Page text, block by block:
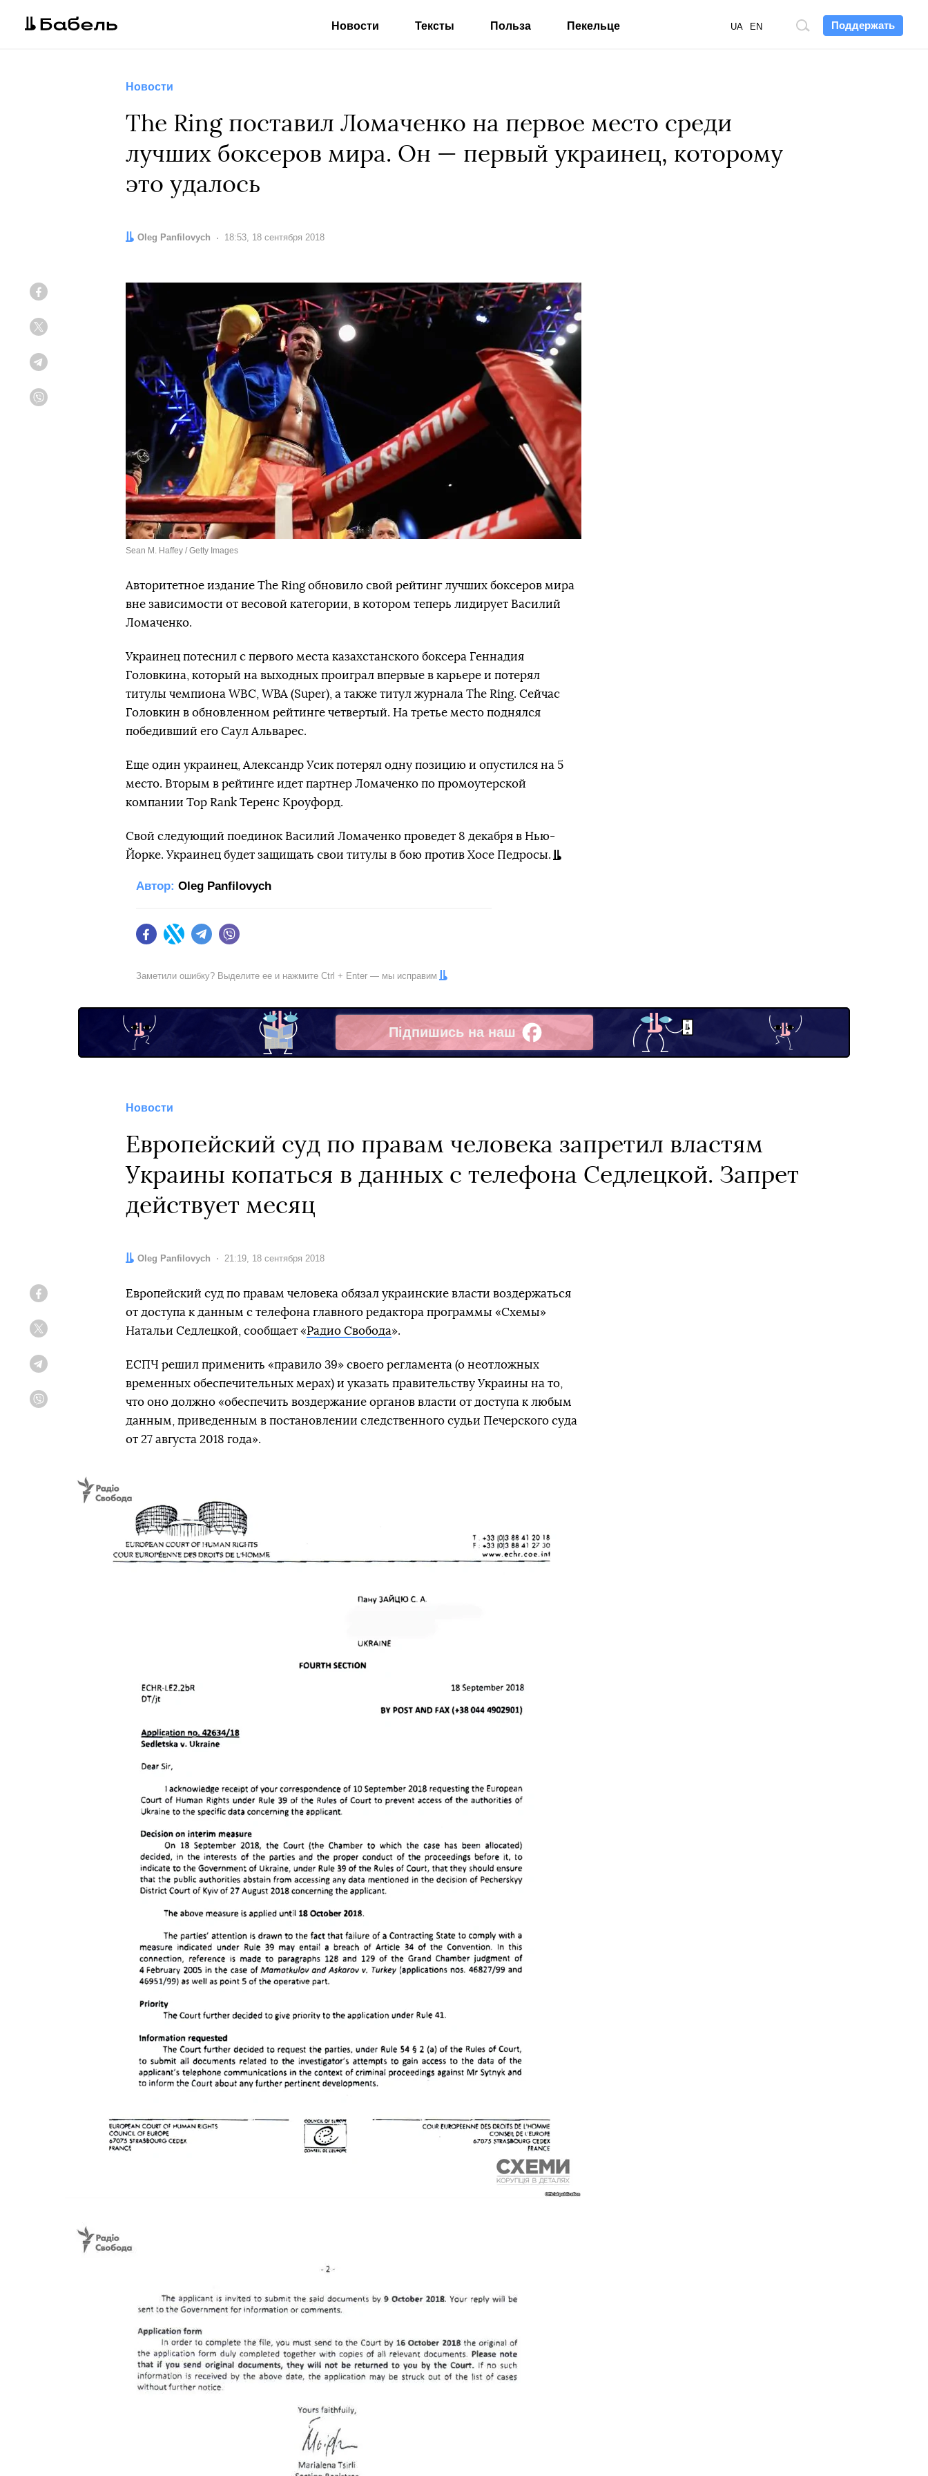
Поддержать
Поиск
UA EN
Новости Тексты Польза Пекельце
Новости
The Ring поставил Ломаченко на первое место среди
лучших боксеров мира. Он — первый украинец, которому
это удалось
Автор:
Oleg Panfilovych Дата:
18:53, 18 сентября 2018
Sean M. Haffey / Getty Images
Авторитетное издание The Ring обновило свой рейтинг лучших боксеров мира
вне зависимости от весовой категории, в котором теперь лидирует Василий
Ломаченко.
Украинец потеснил с первого места казахстанского боксера Геннадия
Головкина, который на выходных проиграл впервые в карьере и потерял
титулы чемпиона WBC, WBA (Super), а также титул журнала The Ring. Сейчас
Головкин в обновленном рейтинге четвертый. На третье место поднялся
победивший его Саул Альварес.
Еще один украинец, Александр Усик потерял одну позицию и опустился на 5
место. Вторым в рейтинге идет партнер Ломаченко по промоутерской
компании Top Rank Теренс Кроуфорд.
Свой следующий поединок Василий Ломаченко проведет 8 декабря в Нью-
Йорке. Украинец будет защищать свои титулы в бою против Хосе Педросы.
Автор: Oleg Panfilovych
FacebookTwitter Telegram
Заметили ошибку? Выделите ее и нажмите Ctrl + Enter — мы исправим
Підпишись на наш
Facebook
Новости
Европейский суд по правам человека запретил властям
Украины копаться в данных с телефона Седлецкой. Запрет
действует месяц
Автор:
Oleg Panfilovych Дата:
21:19, 18 сентября 2018
Европейский суд по правам человека обязал украинские власти воздержаться
от доступа к данным с телефона главного редактора программы «Схемы»
Натальи Седлецкой, сообщает «Радио Свобода».
ЕСПЧ решил применить «правило 39» своего регламента (о неотложных
временных обеспечительных мерах) и указать правительству Украины на то,
что оно должно «обеспечить воздержание органов власти от доступа к любым
данным, приведенным в постановлении следственного судьи Печерского суда
от 27 августа 2018 года».